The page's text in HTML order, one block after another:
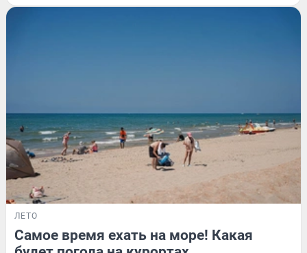
ЛЕТО
Самое время ехать на море! Какая